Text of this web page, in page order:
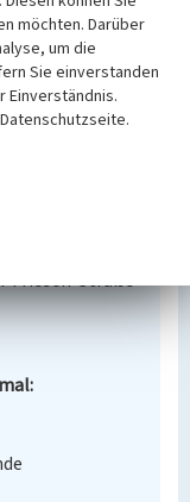
VIII.8.) S. 28,
Friesen-Straße
möchten. Darüber
um die
Sie einverstanden
Einverständnis.